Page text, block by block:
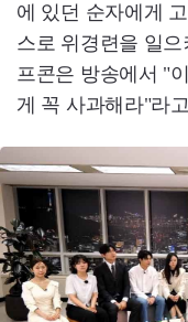
에 있던 순자에게
스로 위경련을 일으
프콘은 방송에서 "
게 꼭 사과해라"라